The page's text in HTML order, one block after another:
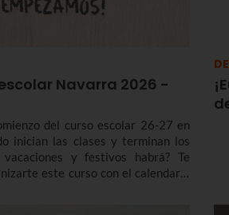
Navarra 2026 -
del curso escolar 26-27 en
inician las clases y terminan los
vacaciones y festivos habrá? Te
este curso con el calendario